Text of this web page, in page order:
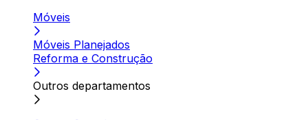
Móveis
Móveis Planejados
Reforma e Construção
Outros departamentos